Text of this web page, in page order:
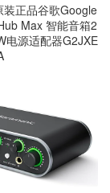
装正品谷歌Google
Max 智能音箱2
电源适配器G2JXE